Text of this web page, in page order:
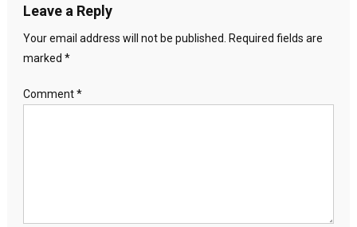
Leave a Reply
Your email address will not be published.
Required fields are
marked *
Comment*